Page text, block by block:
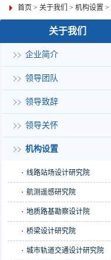
首页 > 关于我们 > 机构设置 >
关于我们
企业简介
领导团队
领导致辞
领导关怀
机构设置
线路站场设计研究院
航测遥感研究院
地质路基勘察设计院
桥梁设计研究院
城市轨道交通设计研究院